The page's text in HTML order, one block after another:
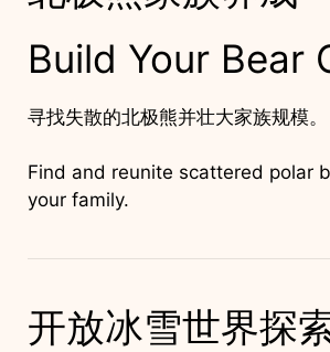
Build Your Bear
寻找失散的北极熊并壮大家族规模。
Find and reunite scattered polar
your family.
开放冰雪世界探